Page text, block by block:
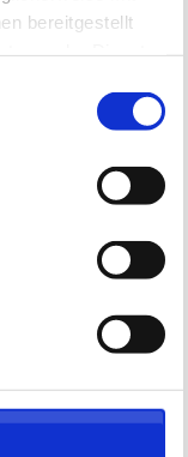
bereitgestellt